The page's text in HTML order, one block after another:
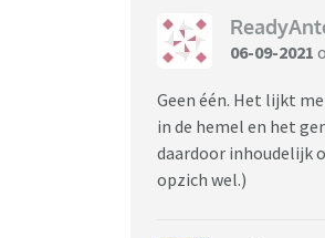
06-09-2021
Geen één. Het lijkt
in de hemel en het
daardoor inhoudelijk
opzich wel.)